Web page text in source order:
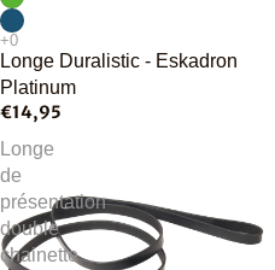
Longe Duralistic - Eskadron
Platinum
€14,95
Longe
de
présentation
double
chainette